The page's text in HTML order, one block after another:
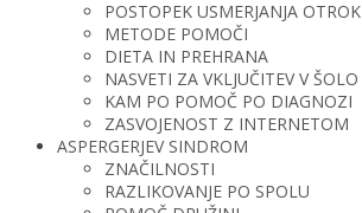
POSTOPEK USMERJANJA OTROK
METODE POMOČI
DIETA IN PREHRANA
NASVETI ZA VKLJUČITEV V ŠOLO
KAM PO POMOČ PO DIAGNOZI
ZASVOJENOST Z INTERNETOM
ASPERGERJEV SINDROM
ZNAČILNOSTI
RAZLIKOVANJE PO SPOLU